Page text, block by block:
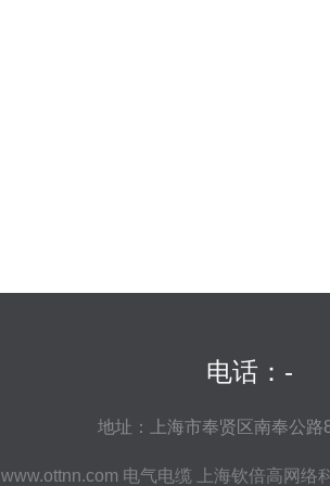
电话：-
地址：上海市奉贤区南奉公路
www.ottnn.com 电气电缆 上海钦倍高网络